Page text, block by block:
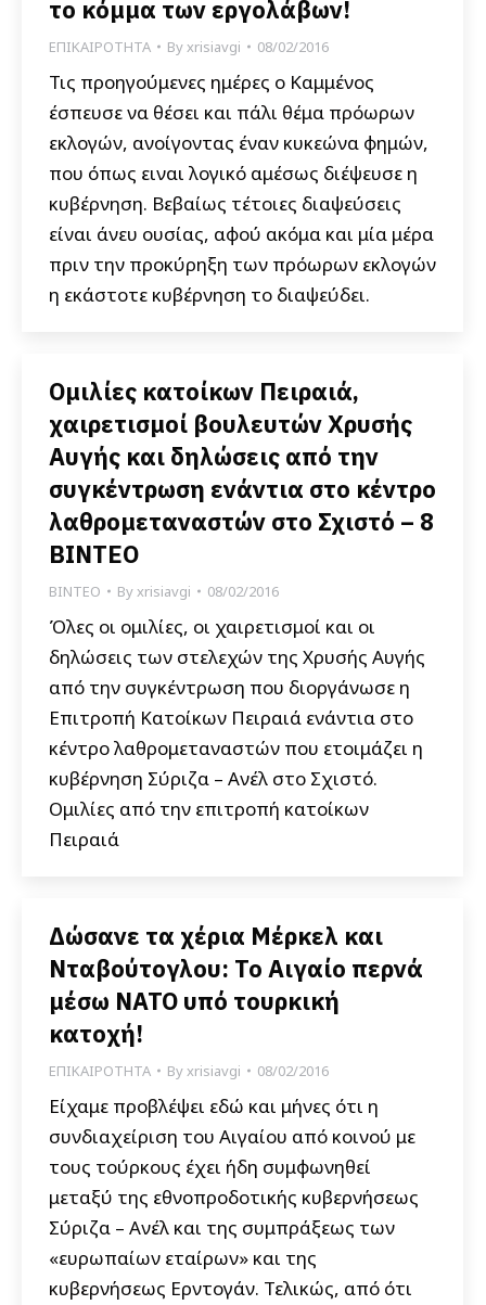
το κόμμα των εργολάβων!
ΕΠΙΚΑΙΡΟΤΗΤΑ Byxrisiavgi 08/02/2016
Τις προηγούμενες ημέρες ο Καμμένος
έσπευσε να θέσει και πάλι θέμα πρόωρων
εκλογών, ανοίγοντας έναν κυκεώνα φημών,
που όπως ειναι λογικό αμέσως διέψευσε η
κυβέρνηση. Βεβαίως τέτοιες διαψεύσεις
είναι άνευ ουσίας, αφού ακόμα και μία μέρα
πριν την προκύρηξη των πρόωρων εκλογών
η εκάστοτε κυβέρνηση το διαψεύδει.
Ομιλίες κατοίκων Πειραιά,
χαιρετισμοί βουλευτών Χρυσής
Αυγής και δηλώσεις από την
συγκέντρωση ενάντια στο κέντρο
λαθρομεταναστών στο Σχιστό – 8
ΒΙΝΤΕΟ
ΒΙΝΤΕΟ Byxrisiavgi 08/02/2016
Όλες οι ομιλίες, οι χαιρετισμοί και οι
δηλώσεις των στελεχών της Χρυσής Αυγής
από την συγκέντρωση που διοργάνωσε η
Επιτροπή Κατοίκων Πειραιά ενάντια στο
κέντρο λαθρομεταναστών που ετοιμάζει η
κυβέρνηση Σύριζα – Ανέλ στο Σχιστό.
Ομιλίες από την επιτροπή κατοίκων
Πειραιά
Δώσανε τα χέρια Μέρκελ και
Νταβούτογλου: Το Αιγαίο περνά
μέσω ΝΑΤΟ υπό τουρκική
κατοχή!
ΕΠΙΚΑΙΡΟΤΗΤΑ Byxrisiavgi 08/02/2016
Είχαμε προβλέψει εδώ και μήνες ότι η
συνδιαχείριση του Αιγαίου από κοινού με
τους τούρκους έχει ήδη συμφωνηθεί
μεταξύ της εθνοπροδοτικής κυβερνήσεως
Σύριζα – Ανέλ και της συμπράξεως των
«ευρωπαίων εταίρων» και της
κυβερνήσεως Ερντογάν. Τελικώς, από ότι